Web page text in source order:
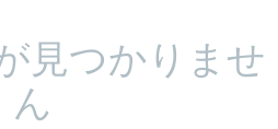
見つかりませ
ん